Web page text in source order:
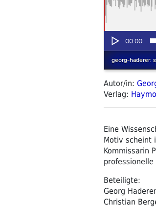
Autor/in:
Verlag:
Eine
Motiv scheint
Kommissarin
Beteiligte:
Georg
Christian